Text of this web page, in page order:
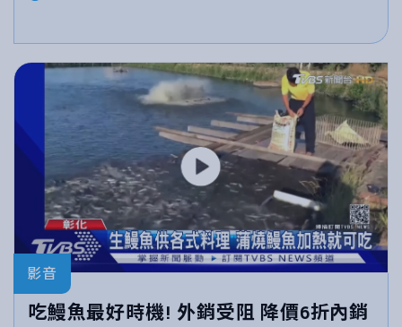
影音
吃鰻魚最好時機! 外銷受阻 降價6折內銷